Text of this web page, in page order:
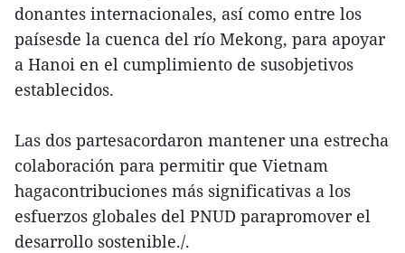
donantes internacionales, así como entre los
paísesde la cuenca del río Mekong, para apoyar
a Hanoi en el cumplimiento de susobjetivos
establecidos.
Las dos partesacordaron mantener una estrecha
colaboración para permitir que Vietnam
hagacontribuciones más significativas a los
esfuerzos globales del PNUD parapromover el
desarrollo sostenible./.